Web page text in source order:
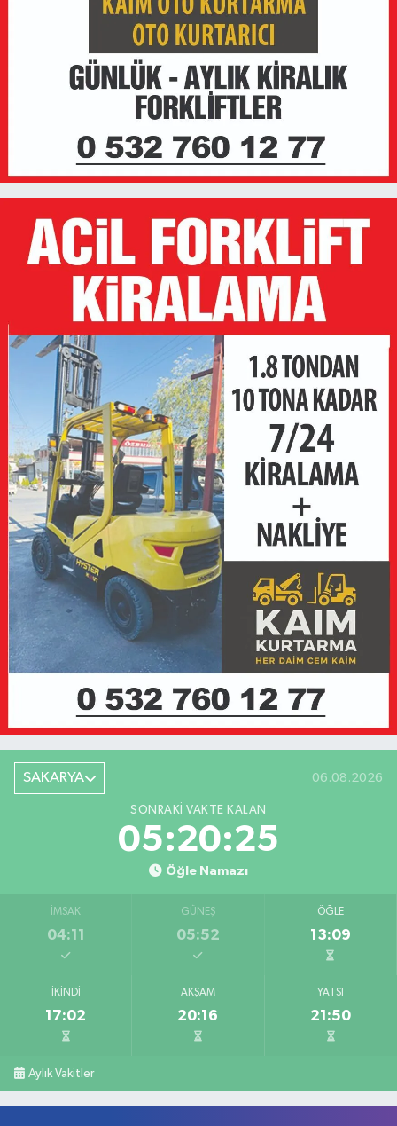
SAKARYA 06.08.2026
SONRAKI VAKTE KALAN
05:20:25
Öğle Namazı
İMSAK
04:11
GÜNEŞ
05:52
ÖĞLE
13:09
İKINDI
17:02
AKŞAM
20:16
YATSI
21:50
Aylık Vakitler